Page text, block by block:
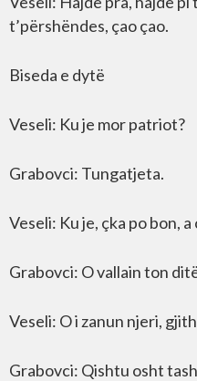
t’përshëndes, çao çao.
Biseda e dytë
Veseli: Ku je mor patriot?
Grabovci: Tungatjeta.
Veseli: Ku je, çka po bon, a
Grabovci: O vallain ton
Veseli: O i zanun njeri,
Grabovci: Qishtu osht